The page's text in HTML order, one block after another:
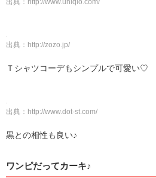
出典： http://www.uniqlo.com/
出典： http://zozo.jp/
Ｔシャツコーデもシンプルで可愛い♡
出典： http://www.dot-st.com/
黒との相性も良い♪
ワンピだってカーキ♪